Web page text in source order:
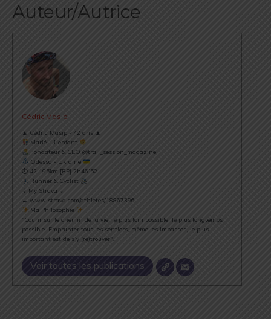
Auteur/Autrice
Cédric Masip
▲ Cédric Masip - 42 ans ▲
Marié - 1 enfant
Fondateur & CEO @trail_session_magazine
Odessa - Ukraine
⏱ 42.195km [RP] 2h46’52
Runner & Cyclist
⇣ My Strava ⇣
→ www.strava.com/athletes/18867396
Ma Philosophie
"Courir sur le chemin de la vie, le plus loin possible, le plus longtemps
possible. Emprunter tous les sentiers, même les impasses, le plus
important est de s’y (re)trouver".
Voir toutes les publications